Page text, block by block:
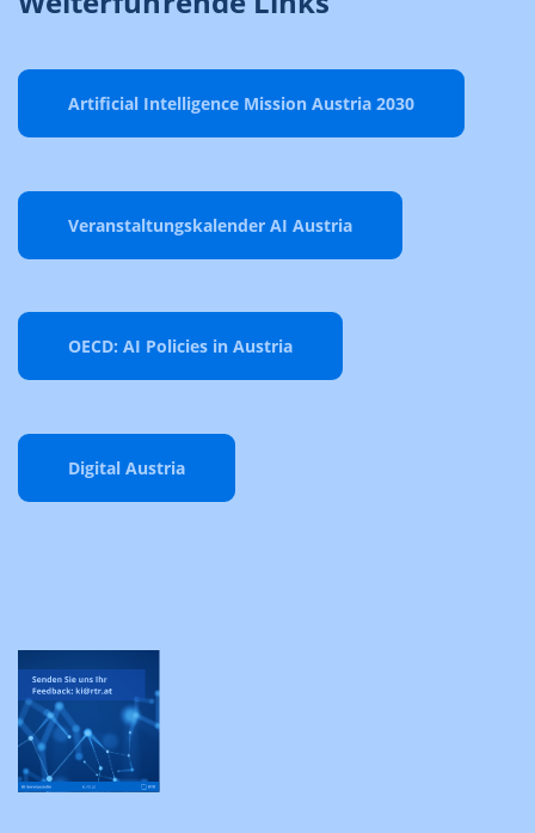
Artificial Intelligence Mission Austria 2030
Veranstaltungskalender AI Austria
OECD: AI Policies in Austria
Digital Austria